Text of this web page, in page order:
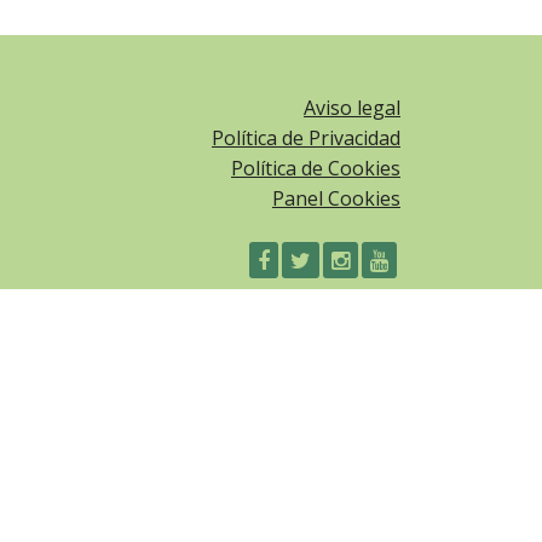
Aviso legal
Política de Privacidad
Política de Cookies
Panel Cookies